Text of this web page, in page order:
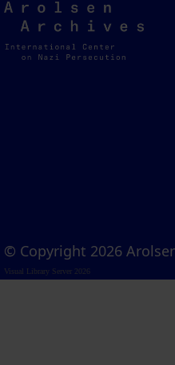
Arolsen
Archives
© Copyright 2026
Visual Library Server 2026